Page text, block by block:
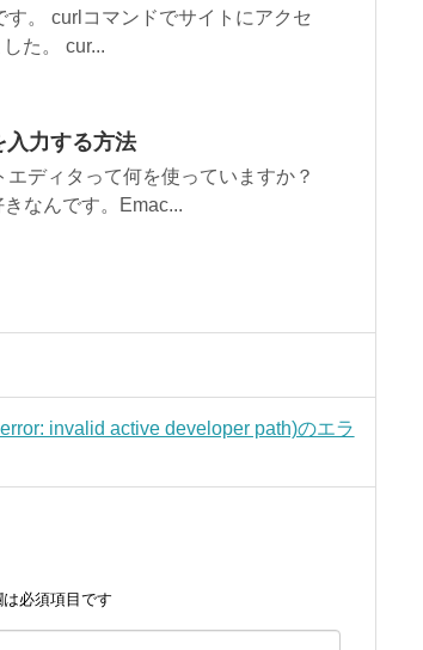
。 curlコマンドでサイトにアクセ
た。 cur...
力する方法
ディタって何を使っていますか？
なんです。Emac...
invalid active developer path)のエラ
必須項目です